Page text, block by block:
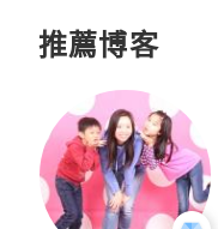
推薦博客